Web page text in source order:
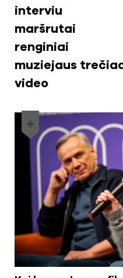
interviu
maršrutai
renginiai
muziejaus
video